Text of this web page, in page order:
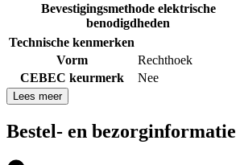
Bevestigingsmethode elektrische
benodigdheden
Technische kenmerken
Vorm
Rechthoek
CEBEC keurmerk
Nee
Lees meer
Bestel- en bezorginformatie